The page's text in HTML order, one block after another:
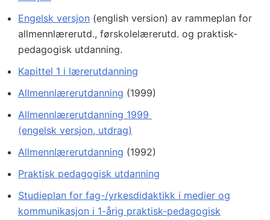
Engelsk versjon (english version) av rammeplan for
allmennlærerutd., førskolelærerutd. og praktisk-
pedagogisk utdanning.
Kapittel 1 i lærerutdanning
Allmennlærerutdanning (1999)
Allmennlærerutdanning 1999
(engelsk versjon, utdrag)
Allmennlærerutdanning (1992)
Praktisk pedagogisk utdanning
Studieplan for fag-/yrkesdidaktikk i medier og
kommunikasjon i 1-årig praktisk-pedagogisk